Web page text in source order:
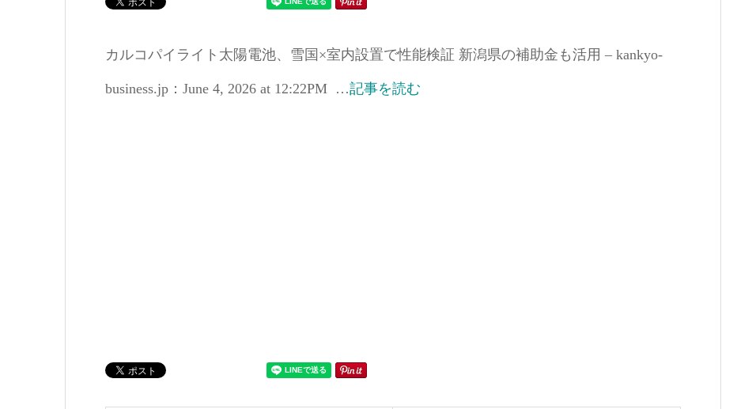
カルコパイライト太陽電池、雪国×室内設置で性能検証 新潟県の補助金も活用 – kankyo-
business.jp：June 4, 2026 at 12:22PM …記事を読む